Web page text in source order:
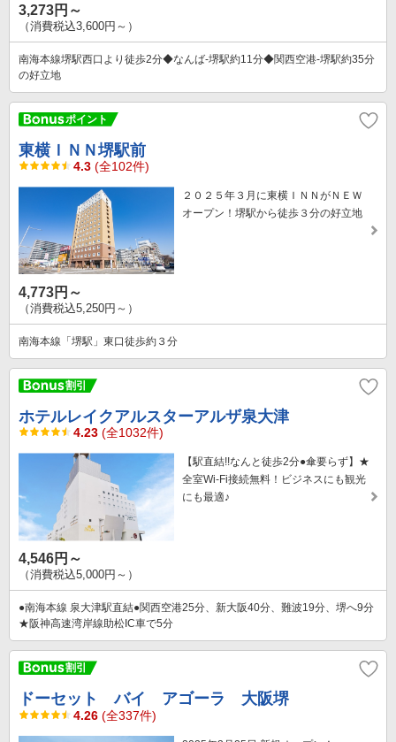
3,273円～
（消費税込3,600円～）
南海本線堺駅西口より徒歩2分◆なんば-堺駅約11分◆関西空港-堺駅約35分
の好立地
東横ＩＮＮ堺駅前
4.3 (全102件)
２０２５年３月に東横ＩＮＮがＮＥＷ
オープン！堺駅から徒歩３分の好立地
4,773円～
（消費税込5,250円～）
南海本線「堺駅」東口徒歩約３分
ホテルレイクアルスターアルザ泉大津
4.23 (全1032件)
【駅直結!!なんと徒歩2分●傘要らず】★
全室Wi-Fi接続無料！ビジネスにも観光
にも最適♪
4,546円～
（消費税込5,000円～）
●南海本線 泉大津駅直結●関西空港25分、新大阪40分、難波19分、堺へ9分
★阪神高速湾岸線助松IC車で5分
ドーセット バイ アゴーラ 大阪堺
4.26 (全337件)